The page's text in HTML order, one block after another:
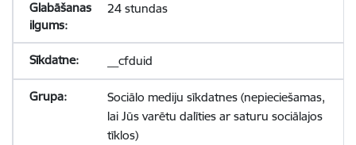
24 stundas
__cfduid
Sociālo mediju sīkdatnes (nepieciešamas,
lai Jūs varētu dalīties ar saturu sociālajos
tīklos)